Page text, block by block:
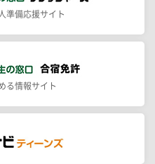
準備応援サイト
る情報サイト